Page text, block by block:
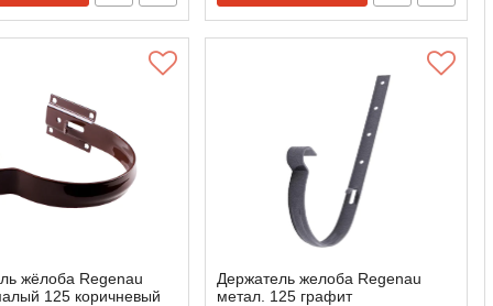
жёлоба Regenau
125 коричневый
Держатель желоба Regenau
метал. 125 графит